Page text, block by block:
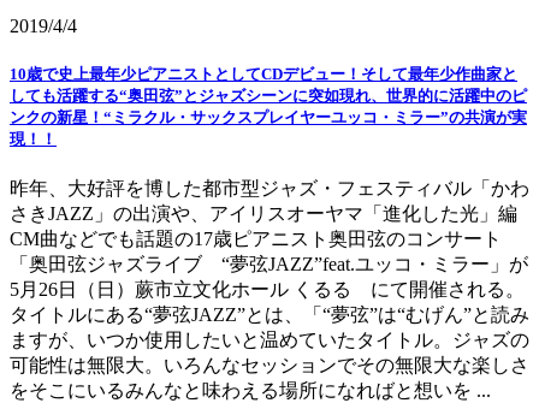
2019/4/4
10歳で史上最年少ピアニストとしてCDデビュー！そして最年少作曲家と
しても活躍する“奥田弦”とジャズシーンに突如現れ、世界的に活躍中のピ
ンクの新星！“ミラクル・サックスプレイヤーユッコ・ミラー”の共演が実
現！！
昨年、大好評を博した都市型ジャズ・フェスティバル「かわ
さきJAZZ」の出演や、アイリスオーヤマ「進化した光」編
CM曲などでも話題の17歳ピアニスト奥田弦のコンサート
「奥田弦ジャズライブ “夢弦JAZZ”feat.ユッコ・ミラー」が
5月26日（日）蕨市立文化ホール くるる にて開催される。
タイトルにある“夢弦JAZZ”とは、「“夢弦”は“むげん”と読み
ますが、いつか使用したいと温めていたタイトル。ジャズの
可能性は無限大。いろんなセッションでその無限大な楽しさ
をそこにいるみんなと味わえる場所になればと想いを ...